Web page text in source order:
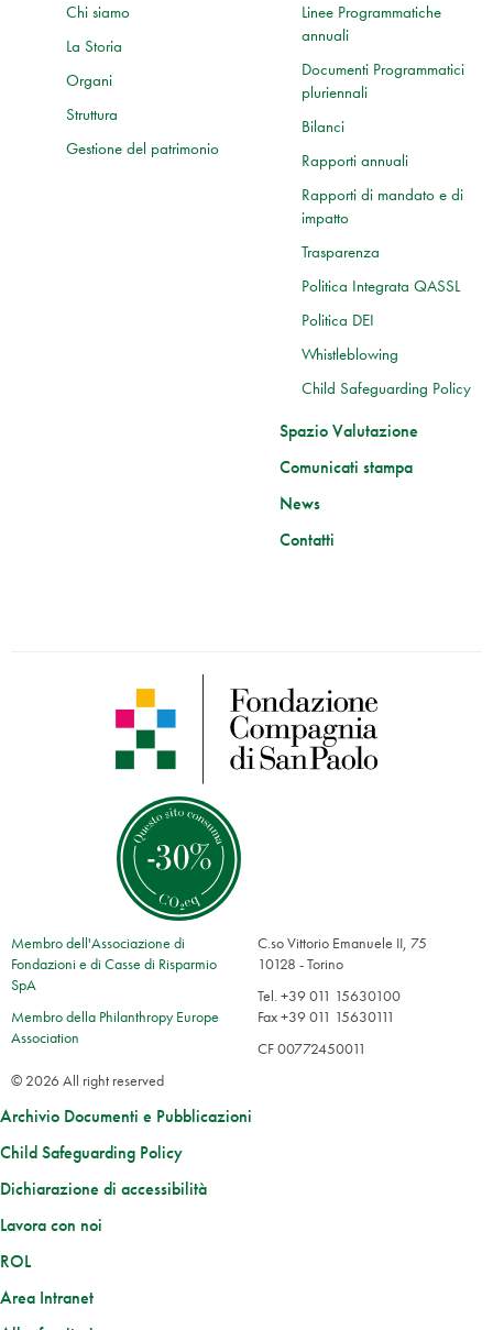
Chi siamo
La Storia
Organi
Struttura
Gestione del patrimonio
Linee Programmatiche
annuali
Documenti Programmatici
pluriennali
Bilanci
Rapporti annuali
Rapporti di mandato e di
impatto
Trasparenza
Politica Integrata QASSL
Politica DEI
Whistleblowing
Child Safeguarding Policy
Spazio Valutazione
Comunicati stampa
News
Contatti
Membro dell'Associazione di
Fondazioni e di Casse di Risparmio
SpA
Membro della Philanthropy Europe
Association
C.so Vittorio Emanuele II, 75
10128 - Torino
Tel. +39 011 15630100
Fax +39 011 15630111
CF 00772450011
© 2026 All right reserved
Archivio Documenti e Pubblicazioni
Child Safeguarding Policy
Dichiarazione di accessibilità
Lavora con noi
ROL
Area Intranet